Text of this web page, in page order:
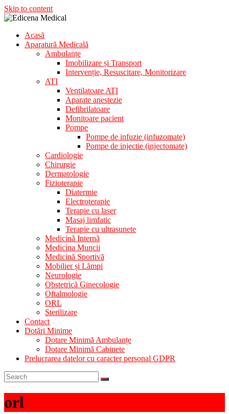
Skip to content
Edicena Medical
Aparatura Medicala
Acasă
Aparatură Medicală
Ambulanțe
Imobilizare și Transport
Intervenție, Resuscitare, Monitorizare
ATI
Ventilatoare ATI
Aparate anestezie
Defibrilatoare
Monitoare pacient
Pompe
Pompe de infuzie (infuzomate)
Pompe de injectie (injectomate)
Cardiologie
Chirurgie
Dermatologie
Fizioterapie
Diatermie
Electroterapie
Terapie cu laser
Masaj limfatic
Terapie cu ultrasunete
Medicină Internă
Medicina Muncii
Medicină Sportivă
Mobilier și Lămpi
Neurologie
Obstetrică Ginecologie
Oftalmologie
ORL
Sterilizare
Contact
Dotări Minime
Dotare Minimă Ambulanțe
Dotare Minimă Cabinete
Prelucrarea datelor cu caracter personal GDPR
orl